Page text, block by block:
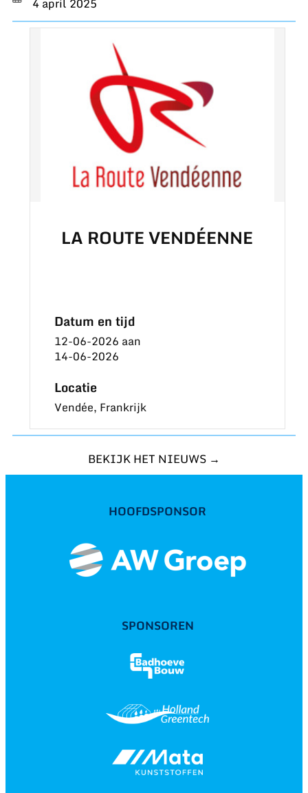
LA ROUTE VENDÉENNE
Datum en tijd
12-06-2026 aan
14-06-2026
Locatie
Vendée, Frankrijk
BEKIJK HET NIEUWS →
HOOFDSPONSOR
SPONSOREN